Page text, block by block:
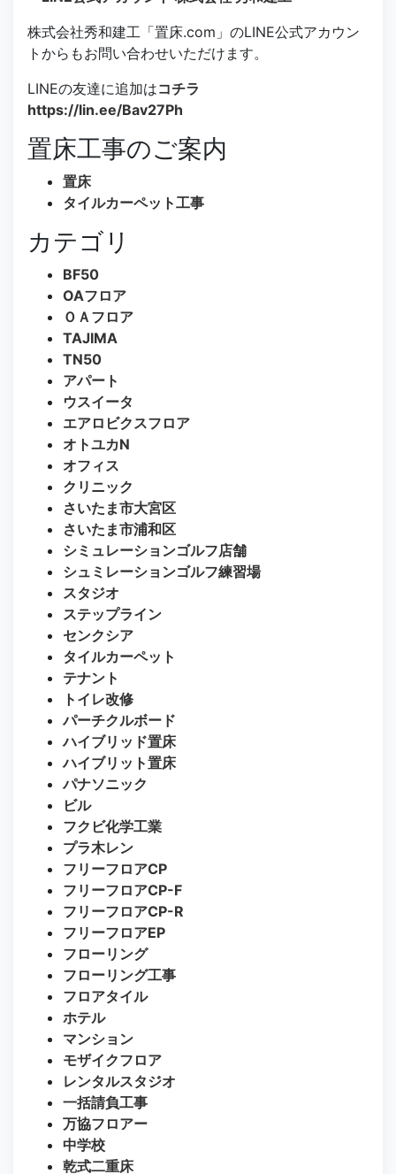
株式会社秀和建工「置床.com」のLINE公式アカウン
トからもお問い合わせいただけます。
LINEの友達に追加はコチラ
https://lin.ee/Bav27Ph
置床工事のご案内
置床
タイルカーペット工事
カテゴリ
BF50
OAフロア
ＯＡフロア
TAJIMA
TN50
アパート
ウスイータ
エアロビクスフロア
オトユカN
オフィス
クリニック
さいたま市大宮区
さいたま市浦和区
シミュレーションゴルフ店舗
シュミレーションゴルフ練習場
スタジオ
ステップライン
センクシア
タイルカーペット
テナント
トイレ改修
パーチクルボード
ハイブリッド置床
ハイブリット置床
パナソニック
ビル
フクビ化学工業
プラ木レン
フリーフロアCP
フリーフロアCP-F
フリーフロアCP-R
フリーフロアEP
フローリング
フローリング工事
フロアタイル
ホテル
マンション
モザイクフロア
レンタルスタジオ
一括請負工事
万協フロアー
中学校
乾式二重床